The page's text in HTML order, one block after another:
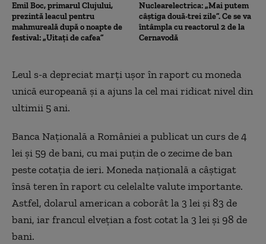
Emil Boc, primarul Clujului,
prezintă leacul pentru
mahmureală după o noapte de
festival: „Uitați de cafea”
Nuclearelectrica: „Mai putem
câștiga două-trei zile”. Ce se va
întâmpla cu reactorul 2 de la
Cernavodă
Leul s-a depreciat marți uşor în raport cu moneda
unică europeană şi a ajuns la cel mai ridicat nivel din
ultimii 5 ani.
Banca Naţională a României a publicat un curs de 4
lei şi 59 de bani, cu mai puţin de o zecime de ban
peste cotaţia de ieri. Moneda naţională a câştigat
însă teren în raport cu celelalte valute importante.
Astfel, dolarul american a coborât la 3 lei şi 83 de
bani, iar francul elveţian a fost cotat la 3 lei şi 98 de
bani.